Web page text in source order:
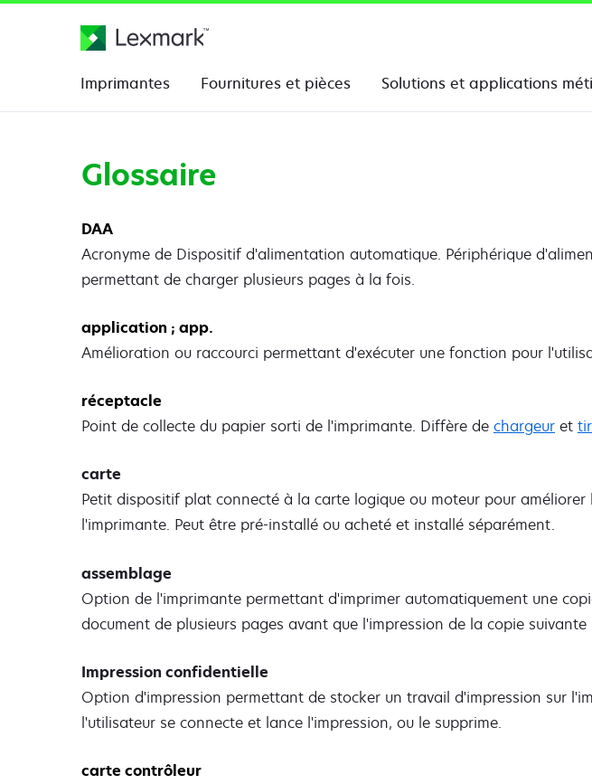
Imprimantes Fournitures et pièces Solutions et applications
Glossaire
DAA
Acronyme de Dispositif d'alimentation automatique. Périphérique
permettant de charger plusieurs pages à la fois.
application ; app.
Amélioration ou raccourci permettant d'exécuter une fonction pour
réceptacle
Point de collecte du papier sorti de l'imprimante. Diffère de chargeur et
carte
Petit dispositif plat connecté à la carte logique ou moteur pour
l'imprimante. Peut être pré-installé ou acheté et installé séparément.
assemblage
Option de l'imprimante permettant d'imprimer automatiquement une
document de plusieurs pages avant que l'impression de la copie suivante
Impression confidentielle
Option d'impression permettant de stocker un travail d'impression sur
l'utilisateur se connecte et lance l'impression, ou le supprime.
carte contrôleur